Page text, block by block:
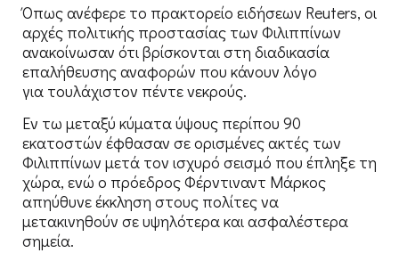
Όπως ανέφερε το πρακτορείο ειδήσεων Reuters, οι
αρχές πολιτικής προστασίας των Φιλιππίνων
ανακοίνωσαν ότι βρίσκονται στη διαδικασία
επαλήθευσης αναφορών που κάνουν λόγο
για τουλάχιστον πέντε νεκρούς.
Εν τω μεταξύ κύματα ύψους περίπου 90
εκατοστών έφθασαν σε ορισμένες ακτές των
Φιλιππίνων μετά τον ισχυρό σεισμό που έπληξε τη
χώρα, ενώ ο πρόεδρος Φέρντιναντ Μάρκος
απηύθυνε έκκληση στους πολίτες να
μετακινηθούν σε υψηλότερα και ασφαλέστερα
σημεία.